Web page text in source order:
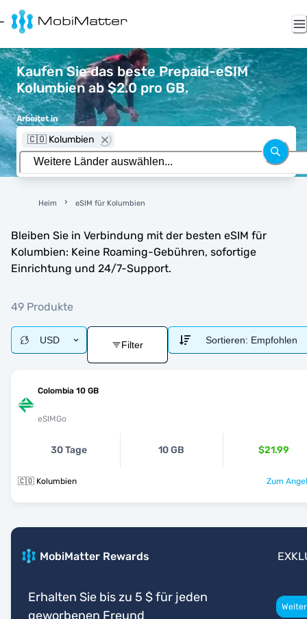
Kaufen Sie das beste Prepaid-eSIM
Kolumbien ab $2.0 pro GB.
Arbeitet in
🇨🇴 Kolumbien
Heim eSIM für Kolumbien
Bleiben Sie in Verbindung mit der besten eSIM für
Kolumbien: Keine Roaming-Gebühren, sofortige
Einrichtung und 24/7-Support.
49 Produkte
USD Filter Sortieren: Empfohlen
Colombia 10 GB
eSIMGo
30 Tage 10 GB $21.99
🇨🇴 Kolumbien Zum
MobiMatter Rewards
Erhalten Sie bis zu 5 $ für jeden
geworbenen Freund